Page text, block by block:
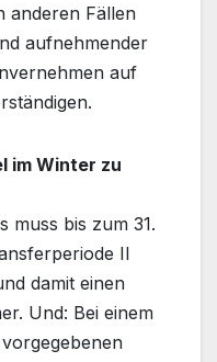
anderen Fällen
aufnehmender
auf
im Winter zu
muss bis zum 31.
II
damit einen
Und: Bei einem